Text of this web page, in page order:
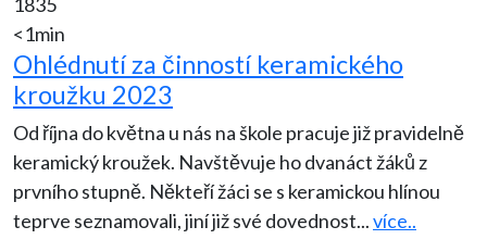
<1min
Ohlédnutí za činností keramického
kroužku 2023
Od října do května u nás na škole pracuje již pravidelně
keramický kroužek. Navštěvuje ho dvanáct žáků z
prvního stupně. Někteří žáci se s keramickou hlínou
teprve seznamovali, jiní již své dovednost...více..